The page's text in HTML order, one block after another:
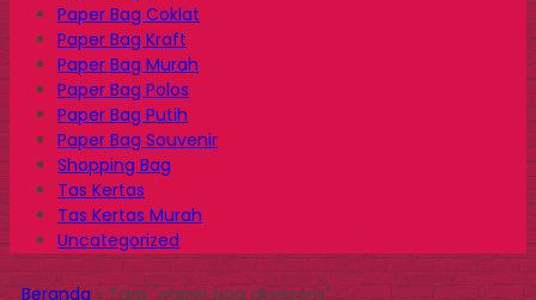
Paper Bag Coklat
Paper Bag Kraft
Paper Bag Murah
Paper Bag Polos
Paper Bag Putih
Paper Bag Souvenir
Shopping Bag
Tas Kertas
Tas Kertas Murah
Uncategorized
Beranda»Tags "paper bag aksesoris"